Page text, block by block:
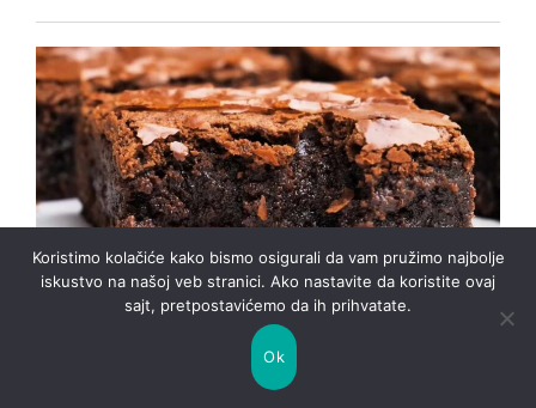
Domaći brauni – recept korak po korak
Koristimo kolačiće kako bismo osigurali da vam pružimo najbolje
iskustvo na našoj veb stranici. Ako nastavite da koristite ovaj
sajt, pretpostavićemo da ih prihvatate.
Ok